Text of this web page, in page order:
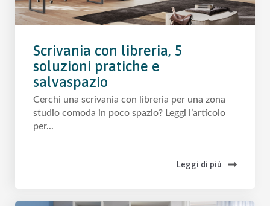
Scrivania con libreria, 5
soluzioni pratiche e
salvaspazio
Cerchi una scrivania con libreria per una zona
studio comoda in poco spazio? Leggi l’articolo
per...
Leggi di più